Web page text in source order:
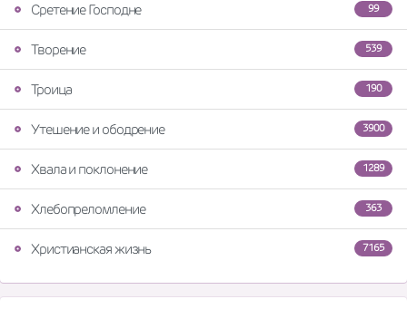
99
Сретение Господне
539
Творение
190
Троица
3900
Утешение и ободрение
1289
Хвала и поклонение
363
Хлебопреломление
7165
Христианская жизнь